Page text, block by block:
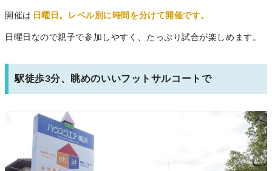
開催は 日曜日。レベル別に時間を分けて開催です。
日曜日なので親子で参加しやすく、たっぷり試合が楽しめます。
駅徒歩3分、眺めのいいフットサルコートで